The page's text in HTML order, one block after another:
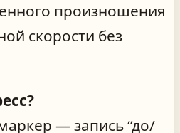
произношения
скорости без
— запись “до/